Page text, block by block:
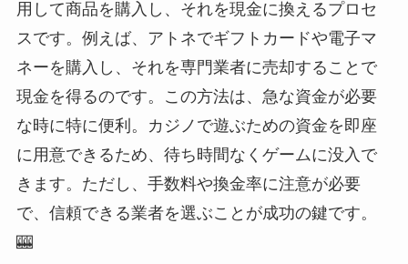
用して商品を購入し、それを現金に換えるプロセ
スです。例えば、アトネでギフトカードや電子マ
ネーを購入し、それを専門業者に売却することで
現金を得るのです。この方法は、急な資金が必要
な時に特に便利。カジノで遊ぶための資金を即座
に用意できるため、待ち時間なくゲームに没入で
きます。ただし、手数料や換金率に注意が必要
で、信頼できる業者を選ぶことが成功の鍵です。
🎰